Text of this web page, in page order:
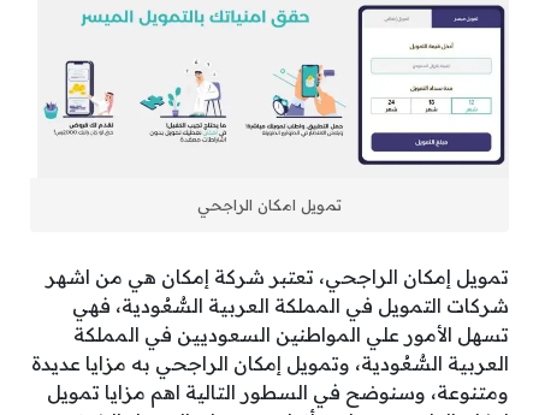
تمويل امكان الراجحي
تمويل إمكان الراجحي، تعتبر شركة إمكان هي من اشهر
شركات التمويل في المملكة العربية السُّعُودية، فهي
تسهل الأمور علي المواطنين السعوديين في المملكة
العربية السُّعُودية، وتمويل إمكان الراجحي به مزايا عديدة
ومتنوعة، وسنوضح في السطور التالية اهم مزايا تمويل